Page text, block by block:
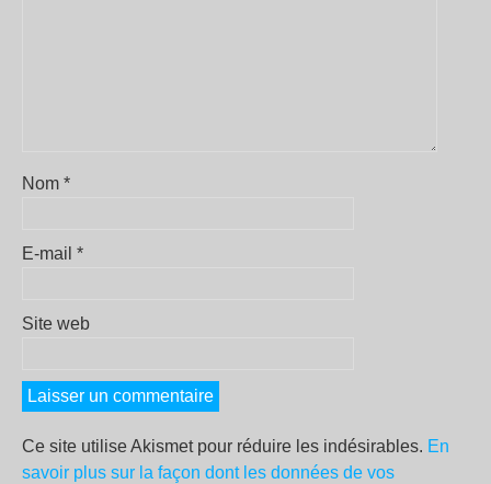
Nom *
E-mail *
Site web
Ce site utilise Akismet pour réduire les indésirables. En
savoir plus sur la façon dont les données de vos